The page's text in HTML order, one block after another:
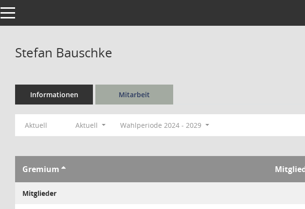
Toggle navigation
Stefan Bauschke
Informationen Mitarbeit
Aktuell Aktuell Wahlperiode 2024 - 2029
Gremium
Mitglieder